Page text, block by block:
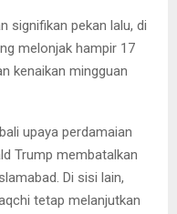
signifikan pekan lalu, di
melonjak hampir 17
kenaikan mingguan
upaya perdamaian
Trump membatalkan
Di sisi lain,
tetap melanjutkan